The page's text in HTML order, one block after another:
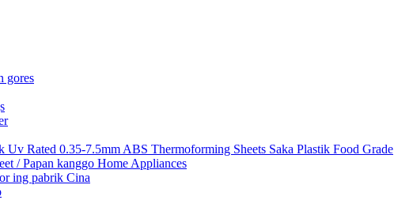
gores
Rated 0.35-7.5mm ABS Thermoforming Sheets Saka Plastik Food Grade
/ Papan kanggo Home Appliances
ing pabrik Cina